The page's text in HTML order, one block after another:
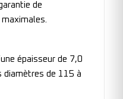
de
épaisseur de 7,0
diamètres de 115 à